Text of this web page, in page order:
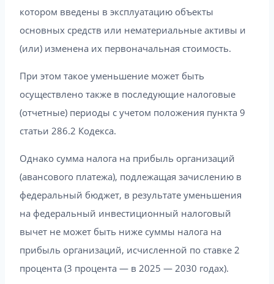
котором введены в эксплуатацию объекты
основных средств или нематериальные активы и
(или) изменена их первоначальная стоимость.
При этом такое уменьшение может быть
осуществлено также в последующие налоговые
(отчетные) периоды с учетом положения пункта 9
статьи 286.2 Кодекса.
Однако сумма налога на прибыль организаций
(авансового платежа), подлежащая зачислению в
федеральный бюджет, в результате уменьшения
на федеральный инвестиционный налоговый
вычет не может быть ниже суммы налога на
прибыль организаций, исчисленной по ставке 2
процента (3 процента — в 2025 — 2030 годах).